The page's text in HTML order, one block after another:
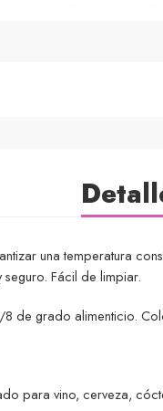
una temperatura
Fácil de limpiar.
de grado alimenticio.
para vino, cerveza,